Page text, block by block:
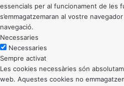
essencials per al funcionament de les
s’emmagatzemaran al vostre
navegació.
Necessaries
Necessaries
Sempre activat
Les cookies necessàries són
web. Aquestes cookies no